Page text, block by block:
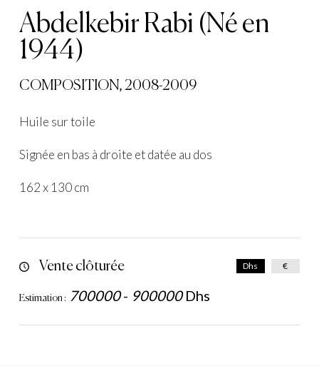
Abdelkebir Rabi (Né en
1944)
COMPOSITION, 2008-2009
Huile sur toile
Signée en bas à droite et datée au dos
162 x 130 cm
Vente clôturée
Estimation : 700000- 900000 Dhs
Dhs €